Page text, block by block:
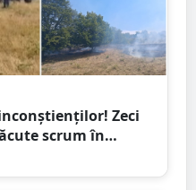
Zeci
scrum în